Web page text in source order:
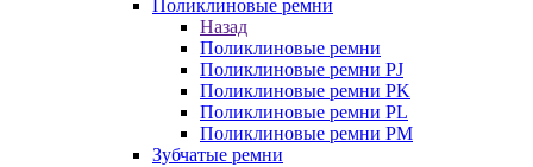
Поликлиновые ремни
Назад
Поликлиновые ремни
Поликлиновые ремни PJ
Поликлиновые ремни PK
Поликлиновые ремни PL
Поликлиновые ремни PM
Зубчатые ремни